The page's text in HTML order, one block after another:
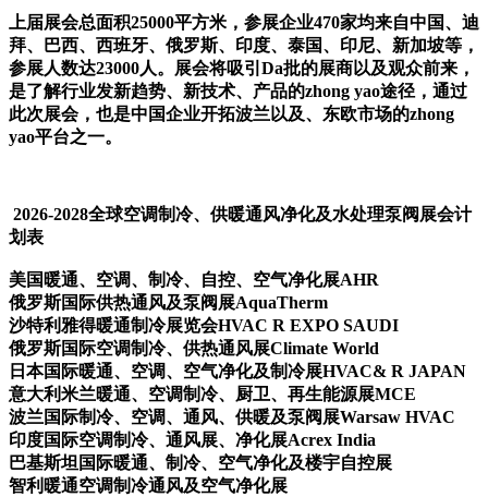
上届展会总面积25000平方米，参展企业470家均来自中国、迪
拜、巴西、西班牙、俄罗斯、印度、泰国、印尼、新加坡等，
参展人数达23000人。展会将吸引Da批的展商以及观众前来，
是了解行业发新趋势、新技术、产品的zhong yao途径，通过
此次展会，也是中国企业开拓波兰以及、东欧市场的zhong
yao平台之一。
2026-2028全球空调制冷、供暖通风净化及水处理泵阀展会计
划表
美国暖通、空调、制冷、自控、空气净化展AHR
俄罗斯国际供热通风及泵阀展AquaTherm
沙特利雅得暖通制冷展览会HVAC R EXPO SAUDI
俄罗斯国际空调制冷、供热通风展Climate World
日本国际暖通、空调、空气净化及制冷展HVAC& R JAPAN
意大利米兰暖通、空调制冷、厨卫、再生能源展MCE
波兰国际制冷、空调、通风、供暖及泵阀展Warsaw HVAC
印度国际空调制冷、通风展、净化展Acrex India
巴基斯坦国际暖通、制冷、空气净化及楼宇自控展
智利暖通空调制冷通风及空气净化展